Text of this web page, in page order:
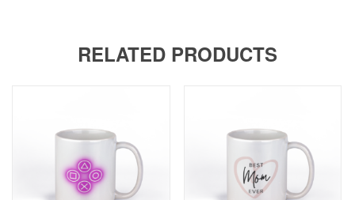
RELATED PRODUCTS